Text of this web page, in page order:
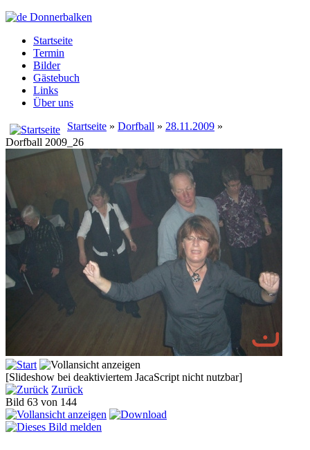
Startseite
Termin
Bilder
Gästebuch
Links
Über uns
Startseite » Dorfball » 28.11.2009 »
Dorfball 2009_26
[Slideshow bei deaktiviertem JacaScript nicht nutzbar]
Zurück
Bild 63 von 144